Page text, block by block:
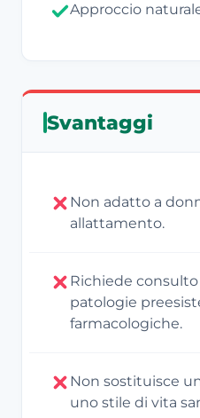
Approccio
Svantaggi
Non adatto a
allattamento.
Richiede
patologie
farmacologiche.
Non sostituisce
uno stile di vita